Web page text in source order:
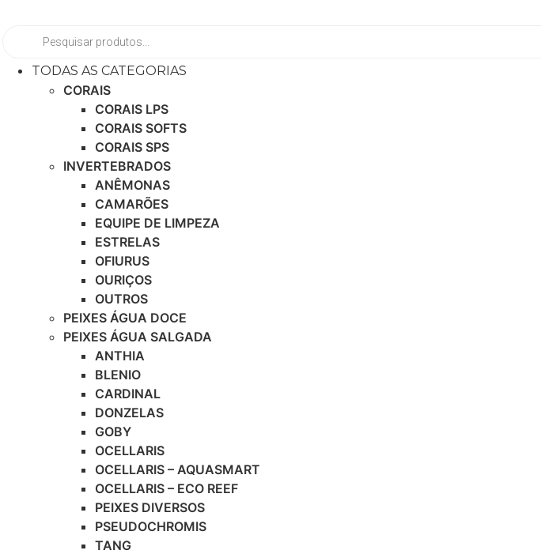
conteúdo
produtos
TODAS AS CATEGORIAS
CORAIS
CORAIS LPS
CORAIS SOFTS
CORAIS SPS
INVERTEBRADOS
ANÊMONAS
CAMARÕES
EQUIPE DE LIMPEZA
ESTRELAS
OFIURUS
OURIÇOS
OUTROS
PEIXES ÁGUA DOCE
PEIXES ÁGUA SALGADA
ANTHIA
BLENIO
CARDINAL
DONZELAS
GOBY
OCELLARIS
OCELLARIS – AQUASMART
OCELLARIS – ECO REEF
PEIXES DIVERSOS
PSEUDOCHROMIS
TANG